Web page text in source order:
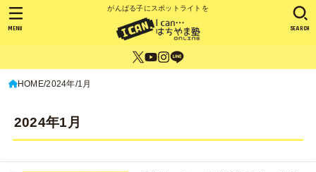
がんばる子にスポットライトを
SEARCH
MENU
HOME 2024年 1月
2024年1月